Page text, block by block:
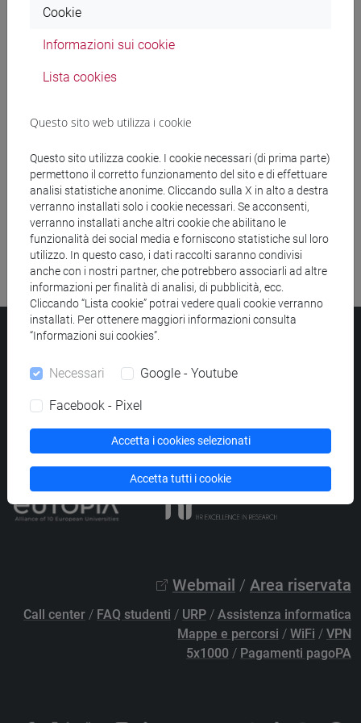
Ricerca insegnamenti
Ricerca pubblicazioni
Ricerca risorse bibliografiche
Università Ca’ Foscari
PECprotocollo@pec.unive.it
Privacy/Cookies/Credits e note legali
Elenco siti tematici
Webmail / Area riservata
Call center / FAQ studenti / URP / Assistenza informatica
Mappe e percorsi / WiFi / VPN
5x1000 / Pagamenti pagoPA
Cookie
Informazioni sui cookie
Lista cookies
Questo sito web utilizza i cookie
Questo sito utilizza cookie. I cookie necessari (di prima parte)
permettono il corretto funzionamento del sito e di effettuare
analisi statistiche anonime. Cliccando sulla X in alto a destra
verranno installati solo i cookie necessari. Se acconsenti,
verranno installati anche altri cookie che abilitano le
funzionalità dei social media e forniscono statistiche sul loro
utilizzo. In questo caso, i dati raccolti saranno condivisi
anche con i nostri partner, che potrebbero associarli ad altre
informazioni per finalità di analisi, di pubblicità, ecc.
Cliccando “Lista cookie” potrai vedere quali cookie verranno
installati. Per ottenere maggiori informazioni consulta
“Informazioni sui cookies”.
Necessari Google - Youtube
Facebook - Pixel
Accetta i cookies selezionati
Accetta tutti i cookie